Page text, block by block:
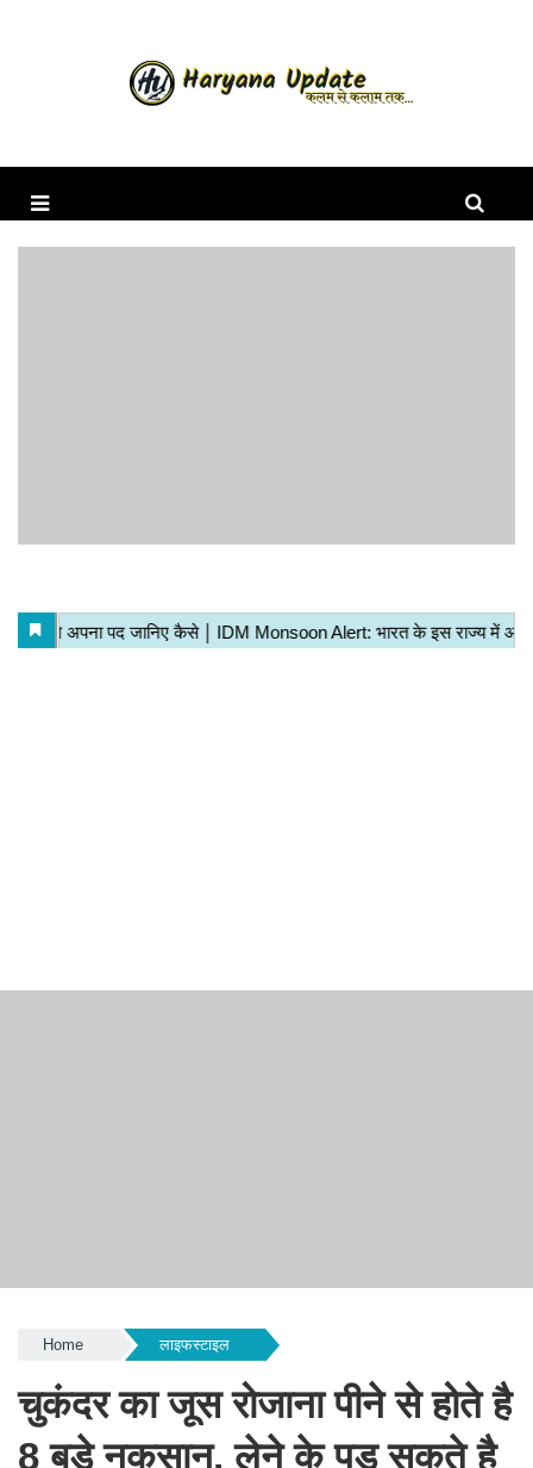
Home लाइफस्टाइल
चुकंदर का जूस रोजाना पीने से होते है
8 बड़े नुकसान, लेने के पड़ सकते है